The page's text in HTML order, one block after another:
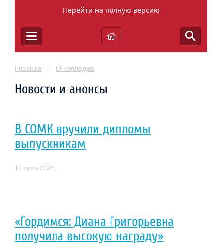
Перейти на полную версию
Главная → О колледже
Новости и анонсы
В СОМК вручили дипломы
выпускникам
10 июля 2026 г.
«Гордимся: Диана Григорьевна
получила высокую награду»